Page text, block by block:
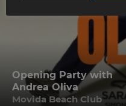
Opening Party with
Andrea Oliva
Movida Beach Club